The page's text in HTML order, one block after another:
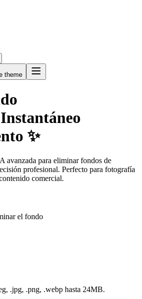
theme
Instantáneo
✨
avanzada para eliminar fondos de
profesional. Perfecto para fotografía
comercial.
el fondo
.jpg, .png, .webp hasta 24MB.